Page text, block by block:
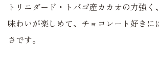
トリニダード・トバゴ産カカオの力強く
味わいが楽しめて、チョコレート好きに
さです。